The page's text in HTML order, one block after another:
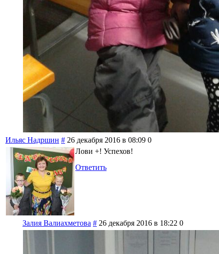
Ильяс Надршин # 26 декабря 2016 в 08:09 0
Лови +! Успехов!
Ответить
Залия Валиахметова # 26 декабря 2016 в 18:22 0